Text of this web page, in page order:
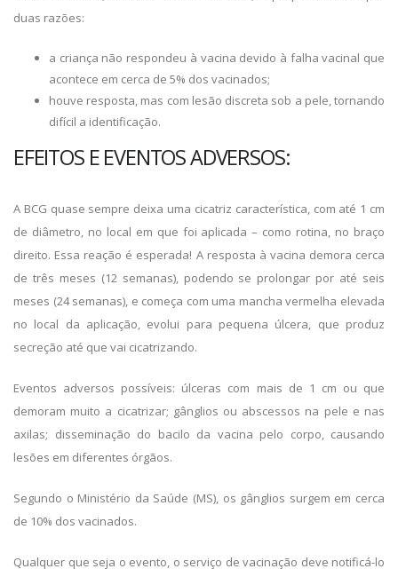
duas razões:
a criança não respondeu à vacina devido à falha vacinal que
acontece em cerca de 5% dos vacinados;
houve resposta, mas com lesão discreta sob a pele, tornando
difícil a identificação.
EFEITOS E EVENTOS ADVERSOS:
A BCG quase sempre deixa uma cicatriz característica, com até 1 cm
de diâmetro, no local em que foi aplicada – como rotina, no braço
direito. Essa reação é esperada! A resposta à vacina demora cerca
de três meses (12 semanas), podendo se prolongar por até seis
meses (24 semanas), e começa com uma mancha vermelha elevada
no local da aplicação, evolui para pequena úlcera, que produz
secreção até que vai cicatrizando.
Eventos adversos possíveis: úlceras com mais de 1 cm ou que
demoram muito a cicatrizar; gânglios ou abscessos na pele e nas
axilas; disseminação do bacilo da vacina pelo corpo, causando
lesões em diferentes órgãos.
Segundo o Ministério da Saúde (MS), os gânglios surgem em cerca
de 10% dos vacinados.
Qualquer que seja o evento, o serviço de vacinação deve notificá-lo